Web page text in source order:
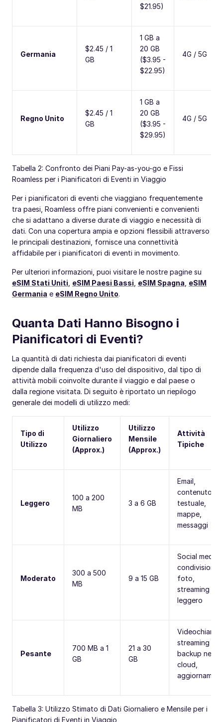
$21.95)
Germania
$2.45 / 1
GB
1 GB a
20 GB
($3.95 -
$22.95)
4G / 5G
Regno Unito
$2.45 / 1
GB
1 GB a
20 GB
($3.95 -
$29.95)
4G / 5G
Tabella 2: Confronto dei Piani Pay-as-you-go e Fissi
Roamless per i Pianificatori di Eventi in Viaggio
Per i pianificatori di eventi che viaggiano frequentemente
tra paesi, Roamless offre piani convenienti e convenienti
che si adattano a diverse durate di viaggio e necessità di
dati. Con una copertura ampia e opzioni flessibili attraverso
le principali destinazioni, fornisce una connettività
affidabile per i pianificatori di eventi in movimento.
Per ulteriori informazioni, puoi visitare le nostre pagine su
eSIM Stati Uniti eSIM Paesi Bassi eSIM Spagna eSIM
Germania e eSIM Regno Unito.
Quanta Dati Hanno Bisogno i
Pianificatori di Eventi?
La quantità di dati richiesta dai pianificatori di eventi
dipende dalla frequenza d'uso del dispositivo, dal tipo di
attività mobili coinvolte durante il viaggio e dal paese o
dalla regione visitata. Di seguito è riportato un riepilogo
generale dei modelli di utilizzo medi:
Tipo di
Utilizzo
Utilizzo
Giornaliero
(Approx.)
Utilizzo
Mensile
(Approx.)
Attività
Tipiche
Leggero
100 a 200
MB
3 a 6 GB
Email,
contenuto
testuale,
mappe,
messaggi
Moderato
300 a 500
MB
9 a 15 GB
Social media,
condivisione
foto,
streaming
leggero
Pesante
700 MB a 1
GB
21 a 30
GB
streaming HD,
backup nel
cloud,
Tabella 3: Utilizzo Stimato di Dati Giornaliero e Mensile per i
Pianificatori di Eventi in Viaggio